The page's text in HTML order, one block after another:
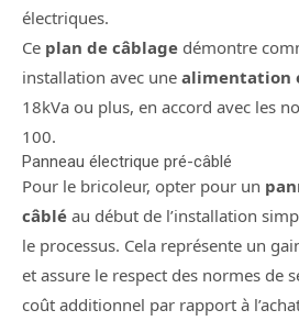
électriques.
Ce plan de câblage démontre
installation avec une alimentation
18kVa ou plus, en accord avec les
100.
Panneau électrique pré-câblé
Pour le bricoleur, opter pour un
câblé au début de l’installation
le processus. Cela représente un
et assure le respect des normes de
coût additionnel par rapport à